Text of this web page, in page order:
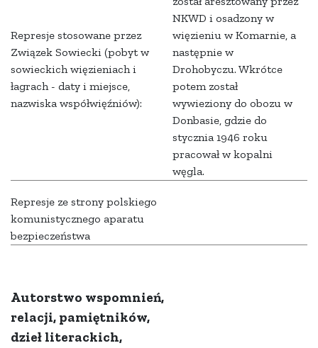
Represje stosowane przez
Związek Sowiecki (pobyt w
sowieckich więzieniach i
łagrach - daty i miejsce,
nazwiska współwięźniów):
NKWD i osadzony w
więzieniu w Komarnie, a
następnie w
Drohobyczu. Wkrótce
potem został
wywieziony do obozu w
Donbasie, gdzie do
stycznia 1946 roku
pracował w kopalni
węgla.
Represje ze strony polskiego
komunistycznego aparatu
bezpieczeństwa
Autorstwo wspomnień,
relacji, pamiętników,
dzieł literackich,